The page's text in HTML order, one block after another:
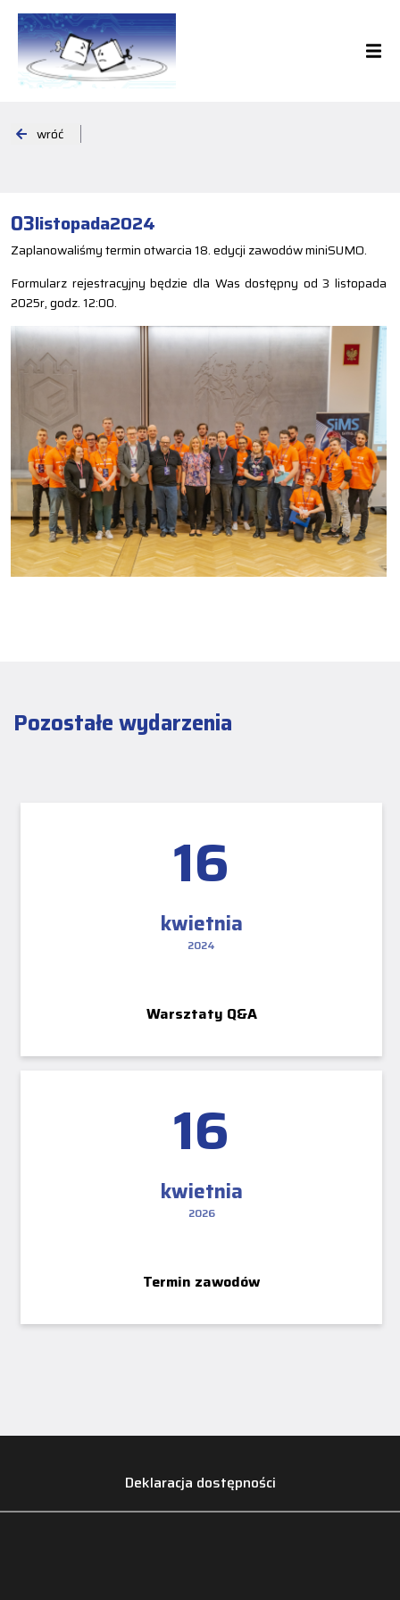
wróć
03listopada2024
Zaplanowaliśmy termin otwarcia 18. edycji zawodów miniSUMO.
Formularz rejestracyjny będzie dla Was dostępny od 3 listopada
2025r, godz. 12:00.
Pozostałe wydarzenia
16
kwietnia
2024
Warsztaty Q&A
16
kwietnia
2026
Termin zawodów
Deklaracja dostępności